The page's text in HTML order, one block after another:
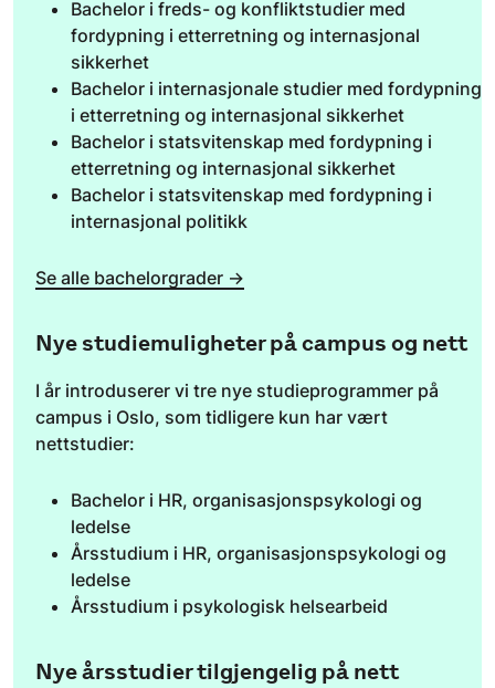
Bachelor i freds- og konfliktstudier med
fordypning i etterretning og internasjonal
sikkerhet
Bachelor i internasjonale studier med fordypning
i etterretning og internasjonal sikkerhet
Bachelor i statsvitenskap med fordypning i
etterretning og internasjonal sikkerhet
Bachelor i statsvitenskap med fordypning i
internasjonal politikk
Se alle bachelorgrader →
Nye studiemuligheter på campus og nett
I år introduserer vi tre nye studieprogrammer på
campus i Oslo, som tidligere kun har vært
nettstudier:
Bachelor i HR, organisasjonspsykologi og
ledelse
Årsstudium i HR, organisasjonspsykologi og
ledelse
Årsstudium i psykologisk helsearbeid
Nye årsstudier tilgjengelig på nett